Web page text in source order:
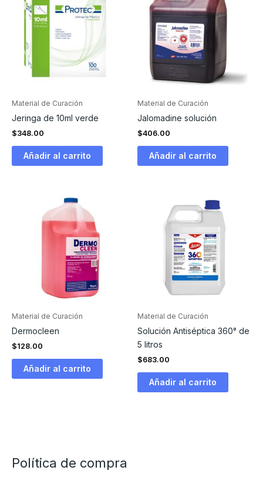
Material de Curación
Jeringa de 10ml verde
$348.00
Añadir al carrito
Material de Curación
Jalomadine solución
$406.00
Añadir al carrito
Material de Curación
Dermocleen
$128.00
Añadir al carrito
Material de Curación
Solución Antiséptica 360° de
5 litros
$683.00
Añadir al carrito
Política de compra